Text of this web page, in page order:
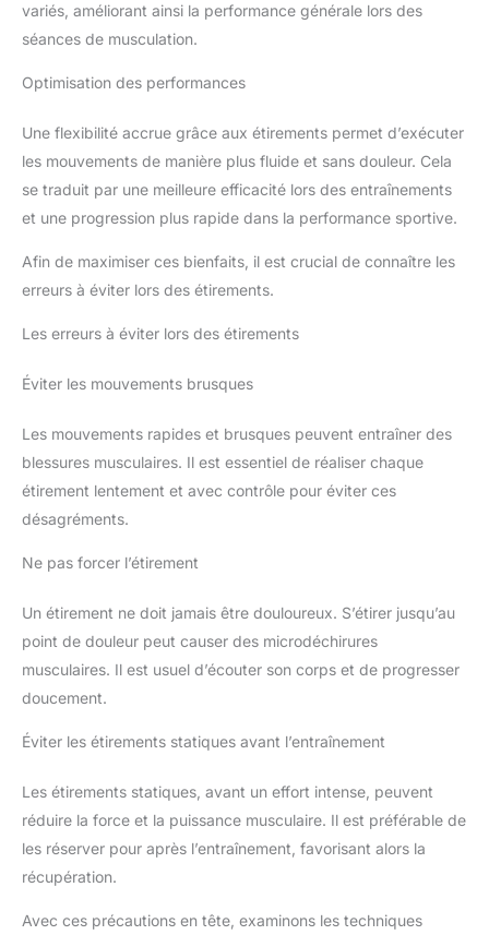
variés, améliorant ainsi la performance générale lors des
séances de musculation.
Optimisation des performances
Une flexibilité accrue grâce aux étirements permet d’exécuter
les mouvements de manière plus fluide et sans douleur. Cela
se traduit par une meilleure efficacité lors des entraînements
et une progression plus rapide dans la performance sportive.
Afin de maximiser ces bienfaits, il est crucial de connaître les
erreurs à éviter lors des étirements.
Les erreurs à éviter lors des étirements
Éviter les mouvements brusques
Les mouvements rapides et brusques peuvent entraîner des
blessures musculaires. Il est essentiel de réaliser chaque
étirement lentement et avec contrôle pour éviter ces
désagréments.
Ne pas forcer l’étirement
Un étirement ne doit jamais être douloureux. S’étirer jusqu’au
point de douleur peut causer des microdéchirures
musculaires. Il est usuel d’écouter son corps et de progresser
doucement.
Éviter les étirements statiques avant l’entraînement
Les étirements statiques, avant un effort intense, peuvent
réduire la force et la puissance musculaire. Il est préférable de
les réserver pour après l’entraînement, favorisant alors la
récupération.
Avec ces précautions en tête, examinons les techniques